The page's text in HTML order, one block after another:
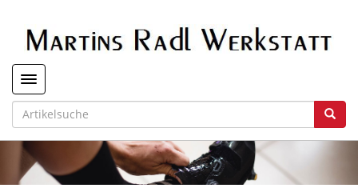
Toggle navigation